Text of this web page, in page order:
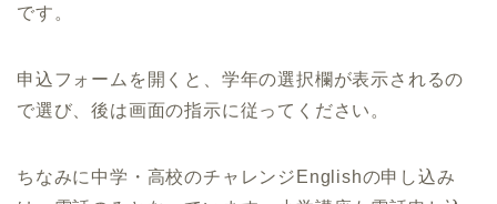
です。
申込フォームを開くと、学年の選択欄が表示されるの
で選び、後は画面の指示に従ってください。
ちなみに中学・高校のチャレンジEnglishの申し込み